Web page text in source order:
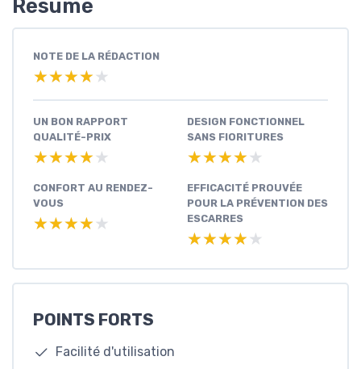
Résumé
NOTE DE LA RÉDACTION
★★★★★
★★★★★
UN BON RAPPORT
QUALITÉ-PRIX
★★★★★
★★★★★
DESIGN FONCTIONNEL
SANS FIORITURES
★★★★★
★★★★★
CONFORT AU RENDEZ-
VOUS
★★★★★
★★★★★
EFFICACITÉ PROUVÉE
POUR LA PRÉVENTION DES
ESCARRES
★★★★★
★★★★★
POINTS FORTS
Facilité d'utilisation